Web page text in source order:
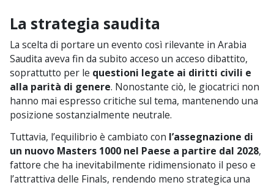
La strategia saudita
La scelta di portare un evento così rilevante in Arabia
Saudita aveva fin da subito acceso un acceso dibattito,
soprattutto per le questioni legate ai diritti civili e
alla parità di genere. Nonostante ciò, le giocatrici non
hanno mai espresso critiche sul tema, mantenendo una
posizione sostanzialmente neutrale.
Tuttavia, l’equilibrio è cambiato con l’assegnazione di
un nuovo Masters 1000 nel Paese a partire dal 2028,
fattore che ha inevitabilmente ridimensionato il peso e
l’attrattiva delle Finals, rendendo meno strategica una